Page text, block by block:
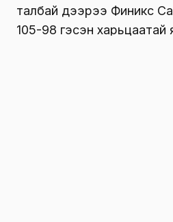
талбай дээрээ Финикс
105-98 гэсэн харьцаатай